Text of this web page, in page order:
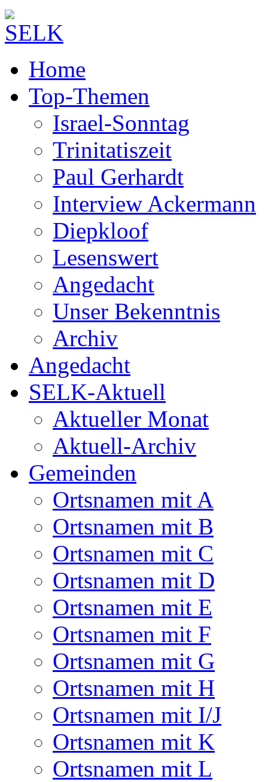
Home
Top-Themen
Israel-Sonntag
Trinitatiszeit
Paul Gerhardt
Interview Ackermann
Diepkloof
Lesenswert
Angedacht
Unser Bekenntnis
Archiv
Angedacht
SELK-Aktuell
Aktueller Monat
Aktuell-Archiv
Gemeinden
Ortsnamen mit A
Ortsnamen mit B
Ortsnamen mit C
Ortsnamen mit D
Ortsnamen mit E
Ortsnamen mit F
Ortsnamen mit G
Ortsnamen mit H
Ortsnamen mit I/J
Ortsnamen mit K
Ortsnamen mit L